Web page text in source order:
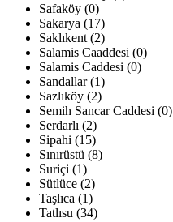
Safaköy (0)
Sakarya (17)
Saklıkent (2)
Salamis Caaddesi (0)
Salamis Caddesi (0)
Sandallar (1)
Sazlıköy (2)
Semih Sancar Caddesi (0)
Serdarlı (2)
Sipahi (15)
Sınırüstü (8)
Suriçi (1)
Sütlüce (2)
Taşlıca (1)
Tatlısu (34)